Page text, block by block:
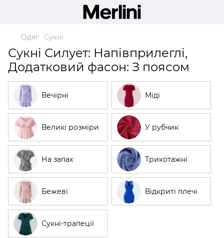
Одяг Сукні
Сукні Силует: Напівприлеглі,
Додатковий фасон: З поясом
Вечірні Міді
Великі розміри У рубчик
На запах Трикотажні
Бежеві Відкриті плечі
Сукні-трапеції